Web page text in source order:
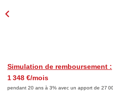
FAIRE
Simulation de remboursement :
1 348 €/mois
pendant 20 ans à 3% avec un apport de 27